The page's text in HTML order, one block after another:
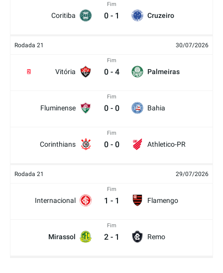
Coritiba
Fim
0 - 1 Cruzeiro
Rodada 21 30/07/2026
Vitória
2
Fim
0 - 4 Palmeiras
Fluminense
Fim
0 - 0 Bahia
Corinthians
Fim
0 - 0 Athletico-PR
Rodada 21 29/07/2026
Internacional
Fim
1 - 1 Flamengo
Mirassol
Fim
2 - 1 Remo